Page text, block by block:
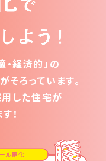
・経済的」の
そろっています。
した住宅が
！